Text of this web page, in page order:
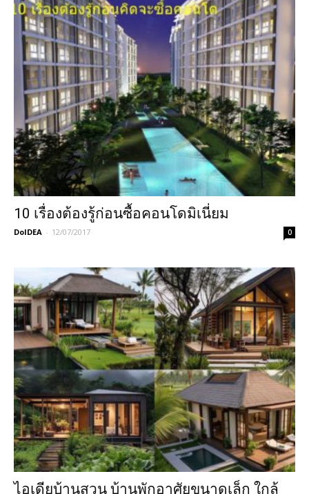
10 เรื่องต้องรู้ก่อนซื้อคอนโดมิเนี่ยม
DoIDEA - 12/07/2017 0
ไอเดียบ้านสวน บ้านพักอาศัยขนาดเล็ก ใกล้